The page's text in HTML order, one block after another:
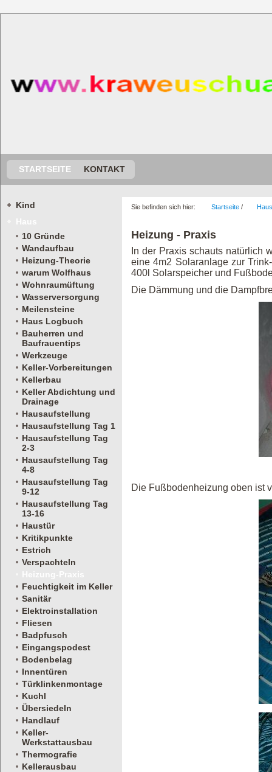
STARTSEITE KONTAKT
Kind
10 Gründe
Wandaufbau
Heizung-Theorie
warum Wolfhaus
Wohnraumüftung
Wasserversorgung
Meilensteine
Haus Logbuch
Bauherren und
Baufrauentips
Werkzeuge
Keller-Vorbereitungen
Kellerbau
Keller Abdichtung und
Drainage
Hausaufstellung
Hausaufstellung Tag 1
Hausaufstellung Tag
2-3
Hausaufstellung Tag
4-8
Hausaufstellung Tag
9-12
Hausaufstellung Tag
13-16
Haustür
Kritikpunkte
Estrich
Verspachteln
Feuchtigkeit im Keller
Sanitär
Elektroinstallation
Fliesen
Badpfusch
Eingangspodest
Bodenbelag
Innentüren
Türklinkenmontage
Kuchl
Übersiedeln
Handlauf
Keller-
Werkstattausbau
Thermografie
Kellerausbau
Sie befinden sich hier: Startseite / Haus
Heizung - Praxis
In der Praxis schauts natürlich
eine 4m2 Solaranlage zur
400l Solarspeicher und
Die Dämmung und die
Die Fußbodenheizung oben ist